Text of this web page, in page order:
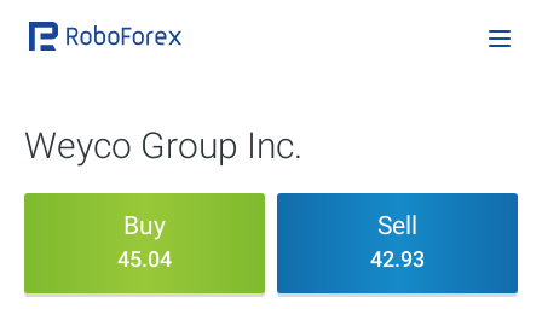
Weyco Group Inc.
Buy
45.04
Sell
42.93